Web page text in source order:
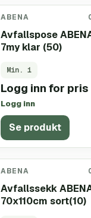
ABENA
Avfallspose
7my klar (50)
Min. 1
Logg inn for pris
Logg inn
Se produkt
ABENA
Avfallssekk
70x110cm sort(10)